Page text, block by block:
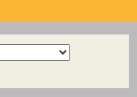
kommun